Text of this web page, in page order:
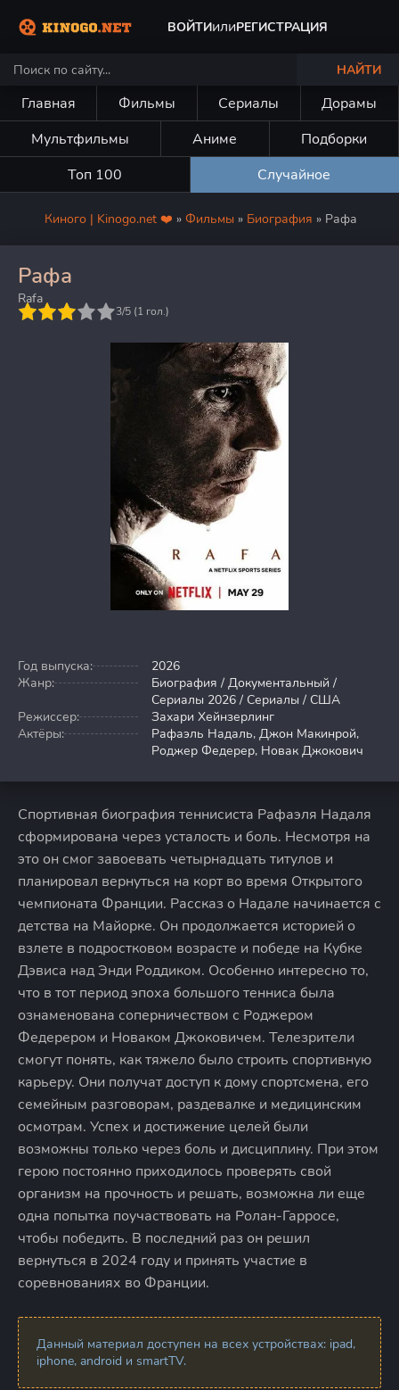
ВОЙТИилиРЕГИСТРАЦИЯ
НАЙТИ
Главная Фильмы Сериалы
Дорамы
Мультфильмы
Аниме
Подборки
Топ 100
Случайное
Киного | Kinogo.net ❤️ » Фильмы » Биография » Рафа
Рафа
Rafa
3/5 (1 гол.)
Год выпуска:
2026
Жанр:
Биография / Документальный /
Сериалы 2026 / Сериалы / США
Режиссер:
Захари Хейнзерлинг
Актёры:
Рафаэль Надаль, Джон Макинрой,
Роджер Федерер, Новак Джокович
Спортивная биография теннисиста Рафаэля Надаля
сформирована через усталость и боль. Несмотря на
это он смог завоевать четырнадцать титулов и
планировал вернуться на корт во время Открытого
чемпионата Франции. Рассказ о Надале начинается с
детства на Майорке. Он продолжается историей о
взлете в подростковом возрасте и победе на Кубке
Дэвиса над Энди Роддиком. Особенно интересно то,
что в тот период эпоха большого тенниса была
ознаменована соперничеством с Роджером
Федерером и Новаком Джоковичем. Телезрители
смогут понять, как тяжело было строить спортивную
карьеру. Они получат доступ к дому спортсмена, его
семейным разговорам, раздевалке и медицинским
осмотрам. Успех и достижение целей были
возможны только через боль и дисциплину. При этом
герою постоянно приходилось проверять свой
организм на прочность и решать, возможна ли еще
одна попытка поучаствовать на Ролан-Гарросе,
чтобы победить. В последний раз он решил
вернуться в 2024 году и принять участие в
соревнованиях во Франции.
Данный материал доступен на всех устройствах: ipad,
iphone, android и smartTV.